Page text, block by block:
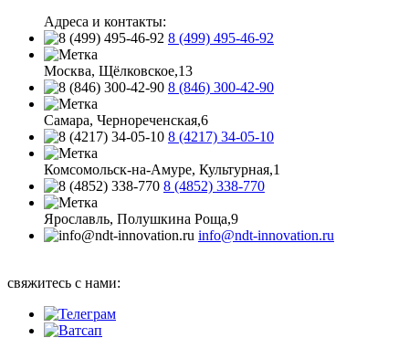
Адреса и контакты:
8 (499) 495-46-92
Москва, Щёлковское,13
8 (846) 300-42-90
Самара, Чернореченская,6
8 (4217) 34-05-10
Комсомольск-на-Амуре, Культурная,1
8 (4852) 338-770
Ярославль, Полушкина Роща,9
info@ndt-innovation.ru
свяжитесь с нами: